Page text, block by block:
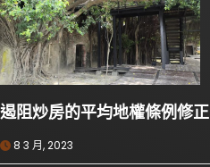
遏阻炒房的平均地權條例修正
8 3 月, 2023